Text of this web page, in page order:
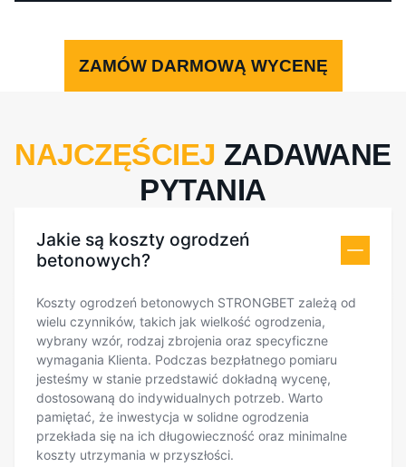
ZAMÓW DARMOWĄ WYCENĘ
NAJCZĘŚCIEJ ZADAWANE
PYTANIA
Jakie są koszty ogrodzeń
betonowych?
Koszty ogrodzeń betonowych STRONGBET zależą od
wielu czynników, takich jak wielkość ogrodzenia,
wybrany wzór, rodzaj zbrojenia oraz specyficzne
wymagania Klienta. Podczas bezpłatnego pomiaru
jesteśmy w stanie przedstawić dokładną wycenę,
dostosowaną do indywidualnych potrzeb. Warto
pamiętać, że inwestycja w solidne ogrodzenia
przekłada się na ich długowieczność oraz minimalne
koszty utrzymania w przyszłości.